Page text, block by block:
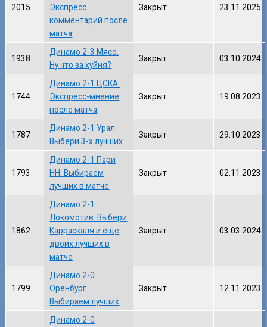
2015
Экспресс
комментарий после
матча
Закрыт 23.11.2025
1938
Динамо 2-3 Мясо.
Ну что за хуйня?
Закрыт 03.10.2024
1744
Динамо 2-1 ЦСКА.
Экспресс-мнение
после матча
Закрыт 19.08.2023
1787
Динамо 2-1 Урал
Выбери 3-х лучших
Закрыт 29.10.2023
1793
Динамо 2-1 Пари
НН. Выбираем
лучших в матче
Закрыт 02.11.2023
1862
Динамо 2-1
Локомотив. Выбери
Карраскаля и еще
двоих лучших в
матче
Закрыт 03.03.2024
1799
Динамо 2-0
Оренбург
Выбираем лучших
Закрыт 12.11.2023
Динамо 2-0